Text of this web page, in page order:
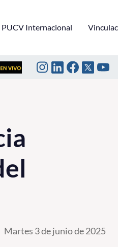
PUCV Internacional
Martes 3 de junio de 2025